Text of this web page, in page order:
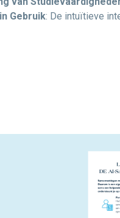
Gebruik: De intuïtieve